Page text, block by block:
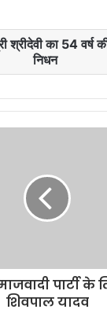
श्रीदेवी का 54 वर्ष
निधन
पार्टी
शिवपाल यादव